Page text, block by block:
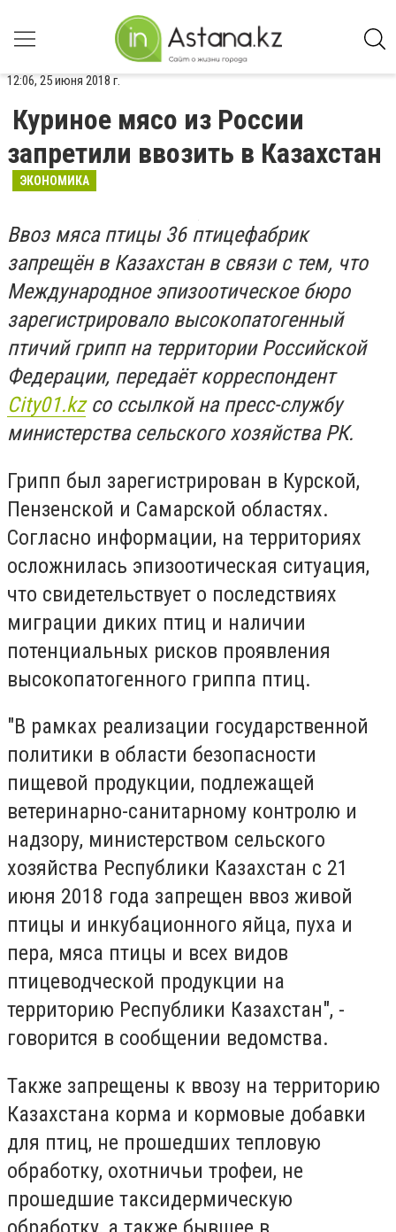
12:06, 25 июня 2018 г.
Куриное мясо из России
запретили ввозить в Казахстан
ЭКОНОМИКА
Ввоз мяса птицы 36 птицефабрик
запрещён в Казахстан в связи с тем, что
Международное эпизоотическое бюро
зарегистрировало высокопатогенный
птичий грипп на территории Российской
Федерации, передаёт корреспондент
City01.kzсо ссылкой на пресс-службу
министерства сельского хозяйства РК.
Грипп был зарегистрирован в Курской,
Пензенской и Самарской областях.
Согласно информации, на территориях
осложнилась эпизоотическая ситуация,
что свидетельствует о последствиях
миграции диких птиц и наличии
потенциальных рисков проявления
высокопатогенного гриппа птиц.
"В рамках реализации государственной
политики в области безопасности
пищевой продукции, подлежащей
ветеринарно-санитарному контролю и
надзору, министерством сельского
хозяйства Республики Казахстан с 21
июня 2018 года запрещен ввоз живой
птицы и инкубационного яйца, пуха и
пера, мяса птицы и всех видов
птицеводческой продукции на
территорию Республики Казахстан", -
говорится в сообщении ведомства.
Также запрещены к ввозу на территорию
Казахстана корма и кормовые добавки
для птиц, не прошедших тепловую
обработку, охотничьи трофеи, не
прошедшие таксидермическую